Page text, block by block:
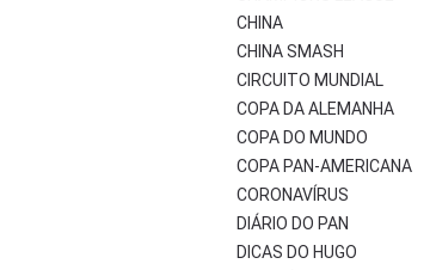
CHINA
CHINA SMASH
CIRCUITO MUNDIAL
COPA DA ALEMANHA
COPA DO MUNDO
COPA PAN-AMERICANA
CORONAVÍRUS
DIÁRIO DO PAN
DICAS DO HUGO